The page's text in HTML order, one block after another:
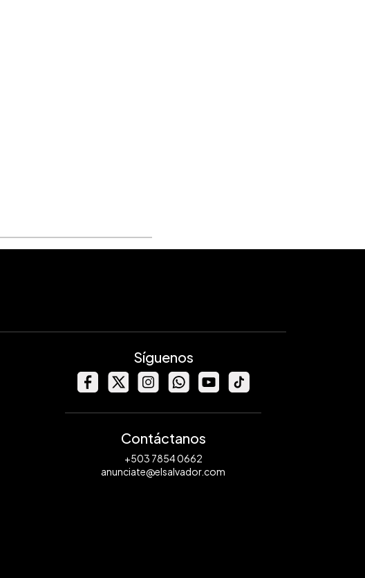
Síguenos
Contáctanos
+503 7854 0662
anunciate@elsalvador.com